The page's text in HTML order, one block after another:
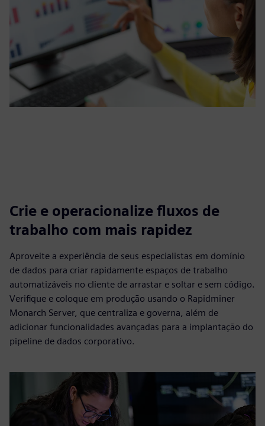
Crie e operacionalize fluxos de
trabalho com mais rapidez
Aproveite a experiência de seus especialistas em domínio
de dados para criar rapidamente espaços de trabalho
automatizáveis no cliente de arrastar e soltar e sem código.
Verifique e coloque em produção usando o Rapidminer
Monarch Server, que centraliza e governa, além de
adicionar funcionalidades avançadas para a implantação do
pipeline de dados corporativo.